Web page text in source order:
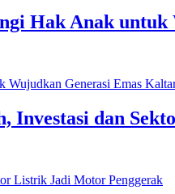
Hak Anak
Investasi dan